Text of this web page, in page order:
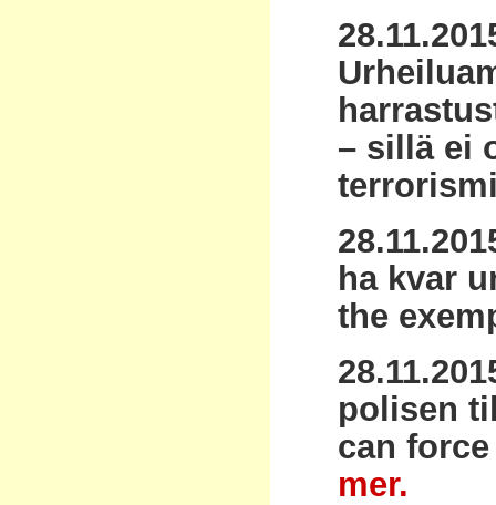
– sillä ei
ha kvar
the
polisen
can
mer.